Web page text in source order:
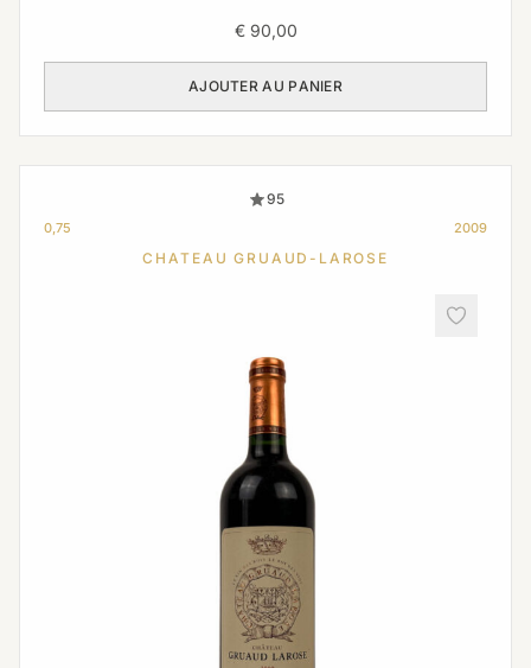
€90,00
AJOUTER AU PANIER
95
0,75 2009
CHATEAU GRUAUD-LAROSE